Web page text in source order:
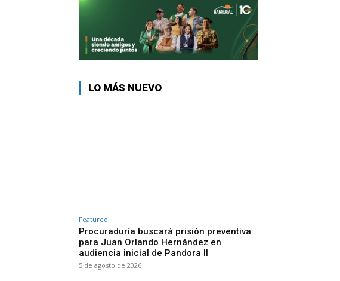
LO MÁS NUEVO
Featured
Procuraduría buscará prisión preventiva
para Juan Orlando Hernández en
audiencia inicial de Pandora II
5 de agosto de 2026